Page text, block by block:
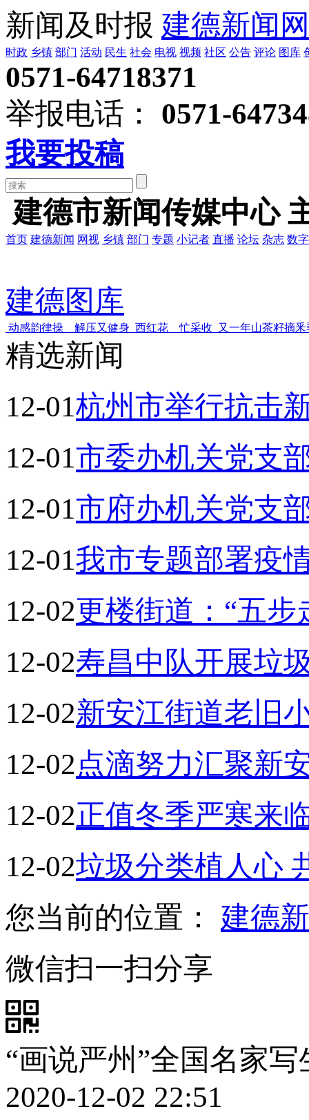
新闻及时报 建德新闻网
时政 乡镇 部门 活动 民生 社会 电视 视频 社区 公告 评论 图库
0571-64718371
举报电话：
0571-
我要投稿
建德市新闻传媒中心
首页 建德新闻 网视 乡镇 部门 专题 小记者 直播 论坛 杂志 数
建德图库
动感韵律操 解压又健身 西红花 忙采收 又一年山茶籽摘釆
精选新闻
12-01杭州市举行抗击
12-01市委办机关党支
12-01市府办机关党支
12-01我市专题部署疫
12-02更楼街道：“五
12-02寿昌中队开展垃
12-02新安江街道老旧
12-02点滴努力汇聚新
12-02正值冬季严寒来
12-02垃圾分类植人心
您当前的位置： 建德
微信扫一扫分享
“画说严州”全国名家
2020-12-02 22:51